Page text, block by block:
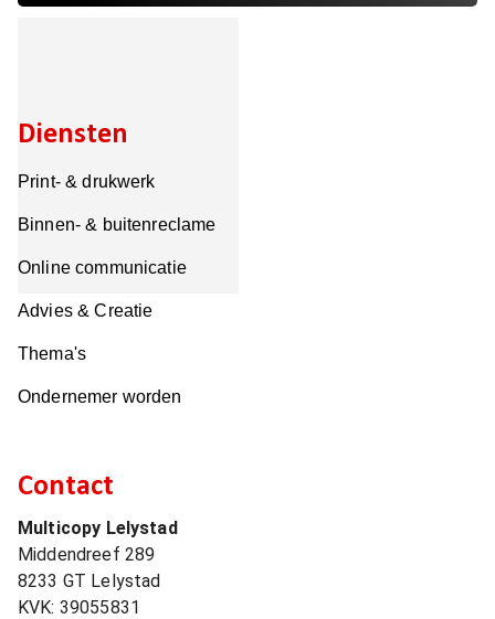
Diensten
Print- & drukwerk
Binnen- & buitenreclame
Online communicatie
Advies & Creatie
Thema's
Ondernemer worden
Contact
Multicopy Lelystad
Middendreef 289
8233 GT Lelystad
KVK: 39055831